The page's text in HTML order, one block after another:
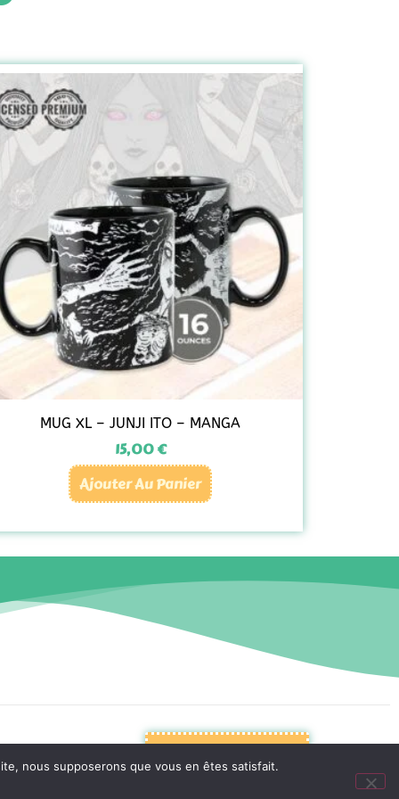
MUG XL – JUNJI ITO – MANGA
15,00€
Ajouter Au Panier
nous supposerons que vous en êtes satisfait.